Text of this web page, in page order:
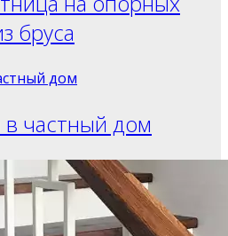
бруса
в частный дом